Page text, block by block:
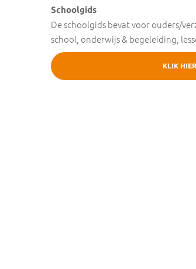
Schoolgids
De schoolgids bevat voor ouders/
school, onderwijs & begeleiding,
KLIK